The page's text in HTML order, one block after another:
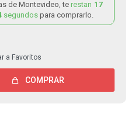
de Montevideo, te restan 17
segundos para comprarlo.
COMPRAR